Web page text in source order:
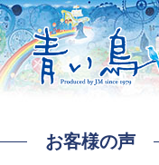
お客様の声